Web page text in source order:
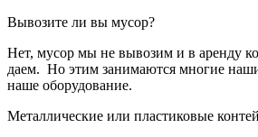
Вывозите ли вы мусор?
Нет, мусор мы не вывозим и в аренду
даем. Но этим занимаются многие
наше оборудование.
Металлические или пластиковые